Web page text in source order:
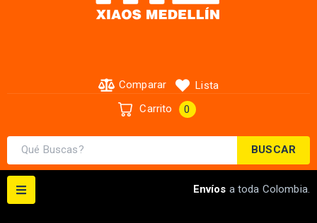
BUSCAR
Comparar
Lista
Carrito
0
Envíos a toda Colombia.